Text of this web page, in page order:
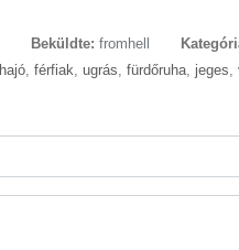
Beküldte: fromhell
hajó, férfiak, ugrás, fürdőruha, jeges,